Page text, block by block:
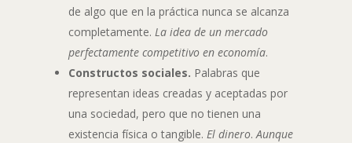
de algo que en la práctica nunca se alcanza
completamente. La idea de un mercado
perfectamente competitivo en economía.
Constructos sociales. Palabras que
representan ideas creadas y aceptadas por
una sociedad, pero que no tienen una
existencia física o tangible. El dinero. Aunque